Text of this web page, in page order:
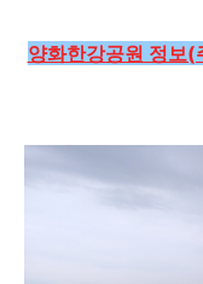
양화한강공원 정보(